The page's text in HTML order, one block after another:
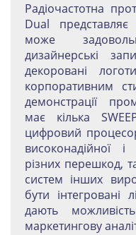
Радіочастотна
Dual
може
дизайнерські
декоровані
корпоративним
демонстрації
має кілька
цифровий
високонадійної
різних перешкод,
систем інших
бути інтегровані
дають
маркетингову